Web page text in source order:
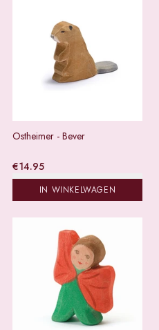
Ostheimer - Bever
€14.95
IN WINKELWAGEN